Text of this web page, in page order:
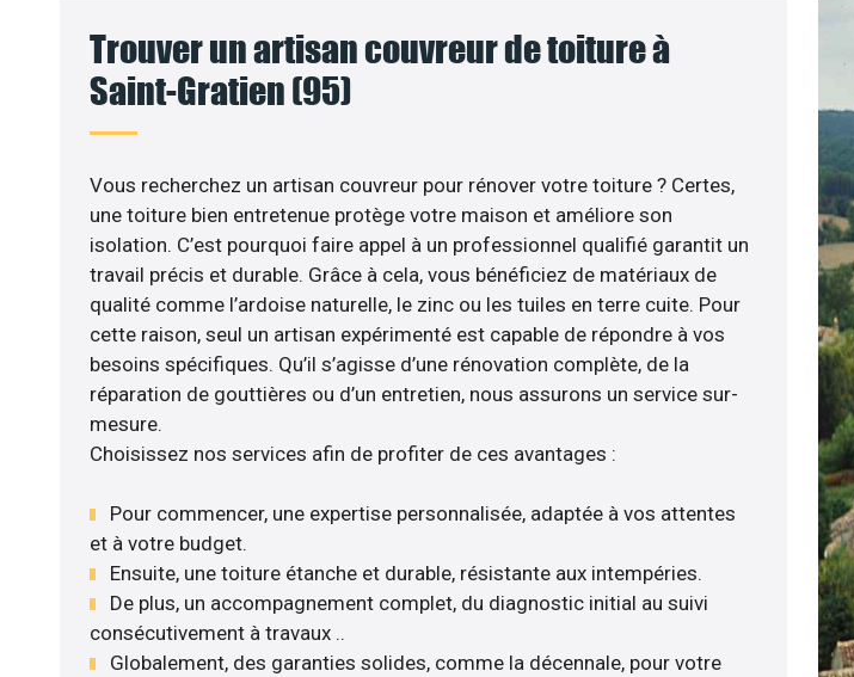
Trouver un artisan couvreur de toiture à
Saint-Gratien (95)
Vous recherchez un artisan couvreur pour rénover votre toiture ? Certes,
une toiture bien entretenue protège votre maison et améliore son
isolation. C’est pourquoi faire appel à un professionnel qualifié garantit un
travail précis et durable. Grâce à cela, vous bénéficiez de matériaux de
qualité comme l’ardoise naturelle, le zinc ou les tuiles en terre cuite. Pour
cette raison, seul un artisan expérimenté est capable de répondre à vos
besoins spécifiques. Qu’il s’agisse d’une rénovation complète, de la
réparation de gouttières ou d’un entretien, nous assurons un service sur-
mesure.
Choisissez nos services afin de profiter de ces avantages :
Pour commencer, une expertise personnalisée, adaptée à vos attentes
et à votre budget.
Ensuite, une toiture étanche et durable, résistante aux intempéries.
De plus, un accompagnement complet, du diagnostic initial au suivi
consécutivement à travaux ..
Globalement, des garanties solides, comme la décennale, pour votre